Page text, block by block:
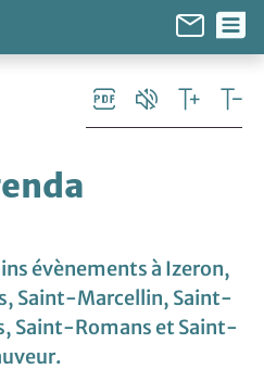
évènements à Izeron,
Saint-Marcellin, Saint-
Saint-Romans et Saint-